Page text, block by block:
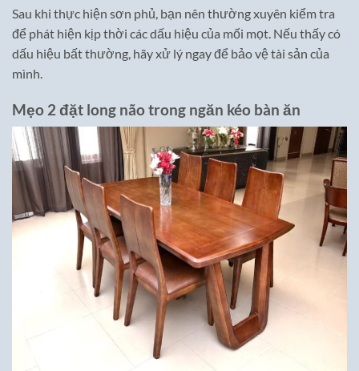
Sau khi thực hiện sơn phủ, bạn nên thường xuyên kiểm tra
để phát hiện kịp thời các dấu hiệu của mối mọt. Nếu thấy có
dấu hiệu bất thường, hãy xử lý ngay để bảo vệ tài sản của
mình.
Mẹo 2 đặt long não trong ngăn kéo bàn ăn